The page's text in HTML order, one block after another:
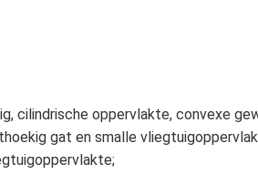
cilindrische oppervlakte, convexe
gat en smalle